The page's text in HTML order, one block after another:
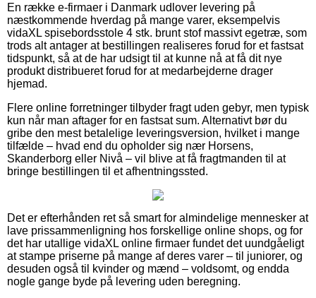
En række e-firmaer i Danmark udlover levering på
næstkommende hverdag på mange varer, eksempelvis
vidaXL spisebordsstole 4 stk. brunt stof massivt egetræ, som
trods alt antager at bestillingen realiseres forud for et fastsat
tidspunkt, så at de har udsigt til at kunne nå at få dit nye
produkt distribueret forud for at medarbejderne drager
hjemad.
Flere online forretninger tilbyder fragt uden gebyr, men typisk
kun når man aftager for en fastsat sum. Alternativt bør du
gribe den mest betalelige leveringsversion, hvilket i mange
tilfælde – hvad end du opholder sig nær Horsens,
Skanderborg eller Nivå – vil blive at få fragtmanden til at
bringe bestillingen til et afhentningssted.
Det er efterhånden ret så smart for almindelige mennesker at
lave prissammenligning hos forskellige online shops, og for
det har utallige vidaXL online firmaer fundet det uundgåeligt
at stampe priserne på mange af deres varer – til juniorer, og
desuden også til kvinder og mænd – voldsomt, og endda
nogle gange byde på levering uden beregning.